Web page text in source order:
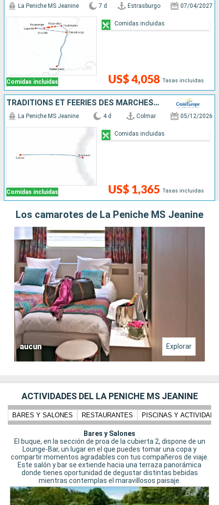
Comidas incluidas
La Peniche MS Jeanine 7 d Estrasburgo 07/04/2027
US$ 4,058 Tasas incluidas
Comidas incluidas
TRADITIONS ET FÉERIES DES MARCHÉS DE NOËL SUR LES CANAUX D'ALSACE
Comidas incluidas
La Peniche MS Jeanine 4 d Colmar 05/12/2026
US$ 1,365 Tasas incluidas
Comidas incluidas
Los camarotes de La Peniche MS Jeanine
aucun Explorar
ACTIVIDADES DEL LA PENICHE MS JEANINE
BARES Y SALONES RESTAURANTES PISCINAS Y
Bares y Salones
El buque, en la sección de proa de la cubierta 2, dispone de un
Lounge-Bar, un lugar en el que puedes tomar una copa y
compartir momentos agradables con tus compañeros de viaje.
Este salón y bar se extiende hacia una terraza panorámica
donde tienes oportunidad de degustar distintas bebidas
mientras contemplas el maravillosos paisaje.